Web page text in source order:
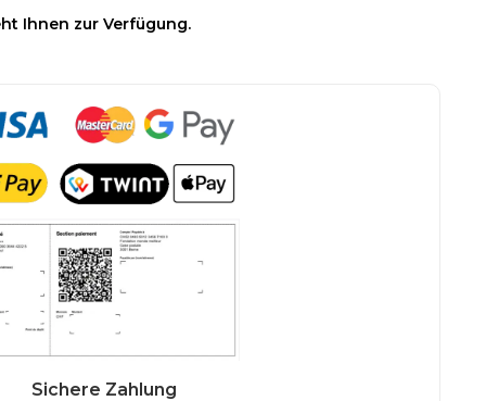
Ihnen zur Verfügung.